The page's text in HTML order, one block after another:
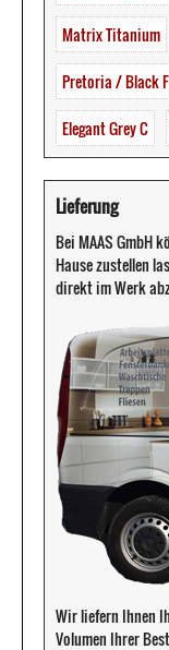
Matrix Titanium
Pretoria / Black
Elegant Grey C
Lieferung
Bei MAAS GmbH
Hause zustellen
direkt im Werk
Wir liefern Ihnen
Volumen Ihrer